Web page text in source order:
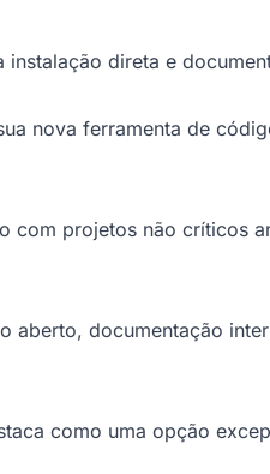
direta e
nova ferramenta de
com projetos não críticos
aberto, documentação
como uma opção